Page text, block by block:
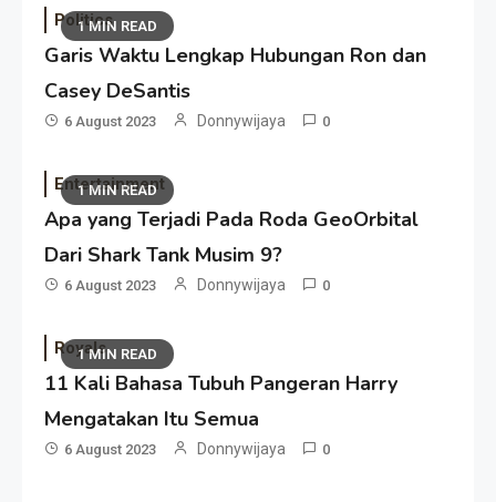
1 MIN READ
Politics
Garis Waktu Lengkap Hubungan Ron dan
Casey DeSantis
6 August 2023 Donnywijaya 0
1 MIN READ
Entertainment
Apa yang Terjadi Pada Roda GeoOrbital
Dari Shark Tank Musim 9?
6 August 2023 Donnywijaya 0
1 MIN READ
Royals
11 Kali Bahasa Tubuh Pangeran Harry
Mengatakan Itu Semua
6 August 2023 Donnywijaya 0